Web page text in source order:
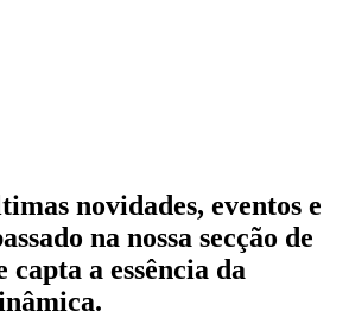
novidades, eventos e
na nossa secção de
capta a essência da